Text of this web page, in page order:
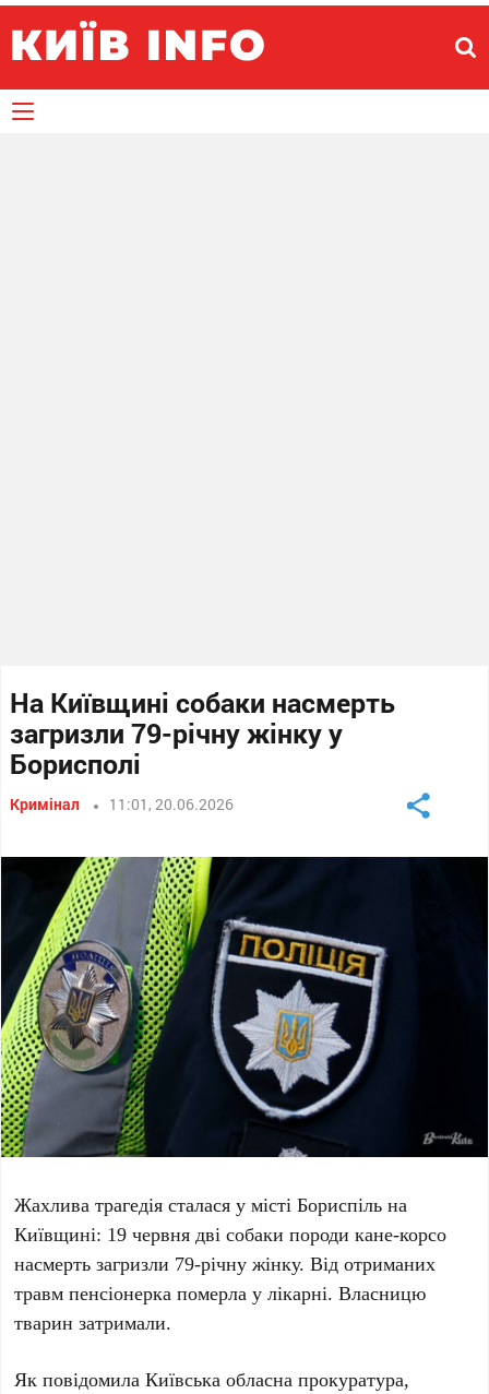
На Київщині собаки насмерть
загризли 79-річну жінку у
Борисполі
Кримінал 11:01, 20.06.2026
Жахлива трагедія сталася у містіБориспіль на
Київщині: 19 червня дві собаки породи кане-корсо
насмерть загризли 79-річну жінку. Від отриманих
травм пенсіонерка померла у лікарні. Власницю
тварин затримали.
Як повідомилаКиївська обласна прокуратура,